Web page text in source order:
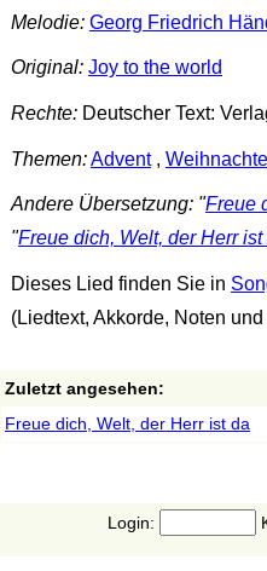
Melodie: Georg Friedrich
Original: Joy to the world
Rechte:Deutscher Text:
Themen:Advent,
Andere Übersetzung: "Freue
"Freue dich, Welt, der Herr ist
Dieses Lied finden Sie in
(Liedtext, Akkorde, Noten
Zuletzt angesehen:
Freue dich, Welt, der Herr ist da
Login: